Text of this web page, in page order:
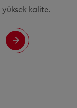
yüksek kalite.